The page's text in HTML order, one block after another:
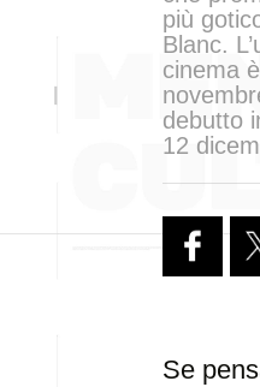
più
Blanc.
cinema
debutto
12
Se